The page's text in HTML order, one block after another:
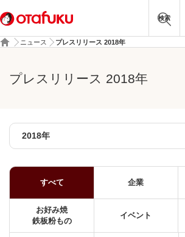
検索
ニュース プレスリリース 2018年
プレスリリース 2018年
すべて 企業
お好み焼
鉄板粉もの
イベント